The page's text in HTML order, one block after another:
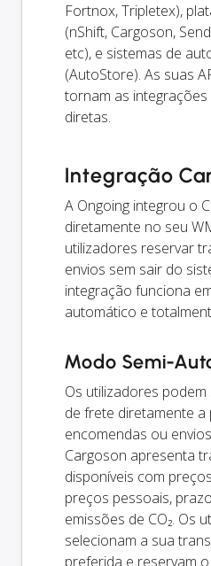
Fortnox, Tripletex),
(nShift, Cargoson,
etc), e sistemas de
(AutoStore). As suas
tornam as
diretas.
Integração
A Ongoing integrou o
diretamente no seu
utilizadores reservar
envios sem sair do
integração funciona
automático e
Modo Semi-
Os utilizadores
de frete diretamente a
encomendas ou
Cargoson apresenta
disponíveis com
preços pessoais,
emissões de CO₂. Os
selecionam a sua
preferida e reservam